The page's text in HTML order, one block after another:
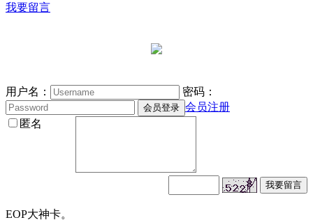
我要留言
用户名：
密码：
会员注册
匿名
EOP大神卡。